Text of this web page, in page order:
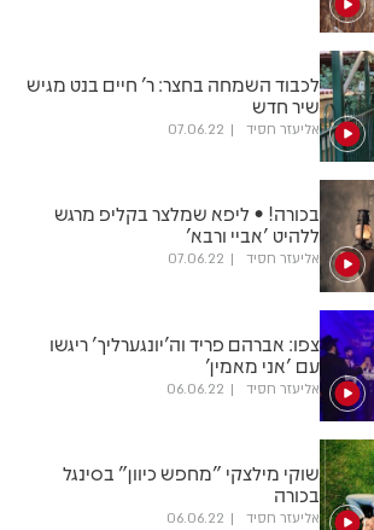
לכבוד השמחה בחצר: ר' חיים בנט מגיש
שיר חדש
אליעזר חסיד 07.06.22
בכורה! • ליפא שמלצר בקליפ מרגש
ללהיט 'אביי ורבא'
אליעזר חסיד 07.06.22
צפו: אברהם פריד וה'יונגערליך' ריגשו
עם 'אני מאמין'
אליעזר חסיד 06.06.22
שוקי מילצקי "מחפש כיוון" בסינגל
בכורה
אליעזר חסיד 06.06.22